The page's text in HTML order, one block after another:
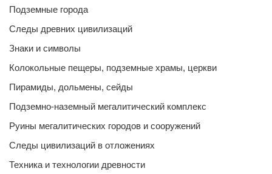
Подземные города
Следы древних цивилизаций
Знаки и символы
Колокольные пещеры, подземные храмы, церкви
Пирамиды, дольмены, сейды
Подземно-наземный мегалитический комплекс
Руины мегалитических городов и сооружений
Следы цивилизаций в отложениях
Техника и технологии древности